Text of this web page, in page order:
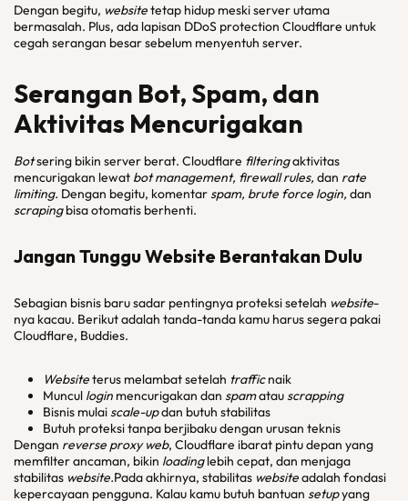
Dengan begitu, websitetetap hidup meski server utama
bermasalah. Plus, ada lapisan DDoS protection Cloudflare untuk
cegah serangan besar sebelum menyentuh server.
Serangan Bot, Spam, dan
Aktivitas Mencurigakan
Botsering bikin server berat. Cloudflare filteringaktivitas
mencurigakan lewat bot management, firewall rules, dan rate
limiting. Dengan begitu, komentar spam, brute force login, dan
scrapingbisa otomatis berhenti.
Jangan TungguWebsite Berantakan Dulu
Sebagian bisnis baru sadar pentingnya proteksi setelah website-
nya kacau. Berikut adalah tanda-tanda kamu harus segera pakai
Cloudflare, Buddies.
Websiteterus melambat setelah trafficnaik
Muncul login mencurigakan dan spamatau scrapping
Bisnis mulai scale-updan butuh stabilitas
Butuh proteksi tanpa berjibaku dengan urusan teknis
Dengan reverse proxy web, Cloudflare ibarat pintu depan yang
memfilter ancaman, bikin loadinglebih cepat, dan menjaga
stabilitas website.Pada akhirnya, stabilitas websiteadalah fondasi
kepercayaan pengguna. Kalau kamu butuh bantuan setupyang